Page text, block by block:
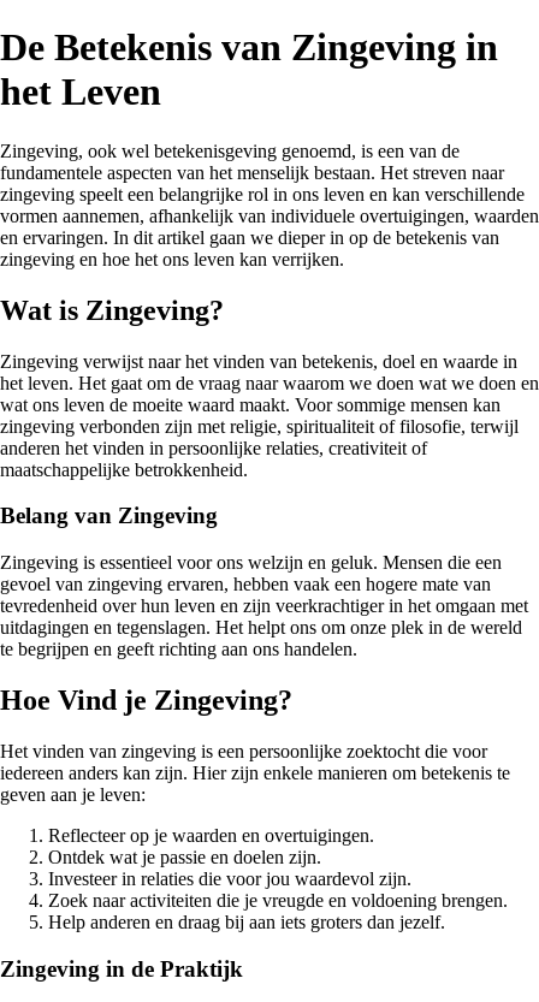
De Betekenis van Zingeving in
het Leven
Zingeving, ook wel betekenisgeving genoemd, is een van de
fundamentele aspecten van het menselijk bestaan. Het streven naar
zingeving speelt een belangrijke rol in ons leven en kan verschillende
vormen aannemen, afhankelijk van individuele overtuigingen, waarden
en ervaringen. In dit artikel gaan we dieper in op de betekenis van
zingeving en hoe het ons leven kan verrijken.
Wat is Zingeving?
Zingeving verwijst naar het vinden van betekenis, doel en waarde in
het leven. Het gaat om de vraag naar waarom we doen wat we doen en
wat ons leven de moeite waard maakt. Voor sommige mensen kan
zingeving verbonden zijn met religie, spiritualiteit of filosofie, terwijl
anderen het vinden in persoonlijke relaties, creativiteit of
maatschappelijke betrokkenheid.
Belang van Zingeving
Zingeving is essentieel voor ons welzijn en geluk. Mensen die een
gevoel van zingeving ervaren, hebben vaak een hogere mate van
tevredenheid over hun leven en zijn veerkrachtiger in het omgaan met
uitdagingen en tegenslagen. Het helpt ons om onze plek in de wereld
te begrijpen en geeft richting aan ons handelen.
Hoe Vind je Zingeving?
Het vinden van zingeving is een persoonlijke zoektocht die voor
iedereen anders kan zijn. Hier zijn enkele manieren om betekenis te
geven aan je leven:
Reflecteer op je waarden en overtuigingen.
Ontdek wat je passie en doelen zijn.
Investeer in relaties die voor jou waardevol zijn.
Zoek naar activiteiten die je vreugde en voldoening brengen.
Help anderen en draag bij aan iets groters dan jezelf.
Zingeving in de Praktijk